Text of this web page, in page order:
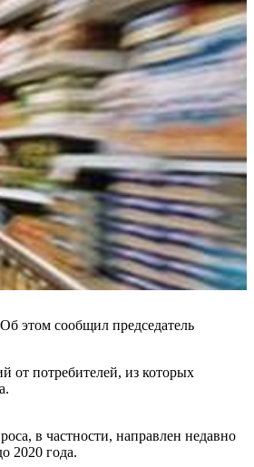
этом сообщил председатель
от потребителей, из которых
в частности, направлен недавно
2020 года.